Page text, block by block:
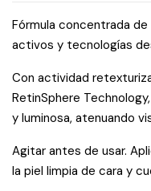
Fórmula concentrada
activos y tecnologías
Con actividad
RetinSphere
y luminosa, atenuando
Agitar antes de usar.
la piel limpia de cara y